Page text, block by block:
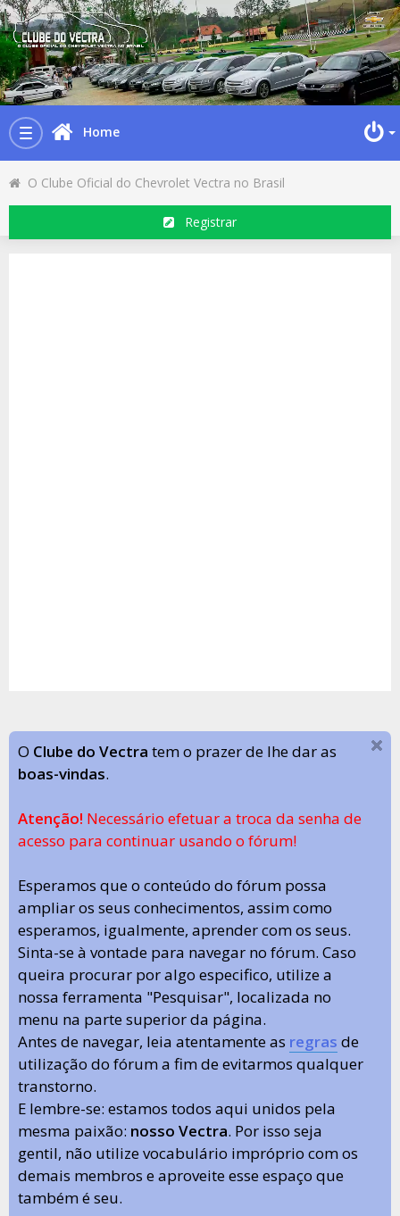
Toggle
navigation
Home
O Clube Oficial do Chevrolet Vectra no Brasil
Registrar
O Clube do Vectra tem o prazer de lhe dar as
boas-vindas.
Atenção! Necessário efetuar a troca da senha de
acesso para continuar usando o fórum!
Esperamos que o conteúdo do fórum possa
ampliar os seus conhecimentos, assim como
esperamos, igualmente, aprender com os seus.
Sinta-se à vontade para navegar no fórum. Caso
queira procurar por algo especifico, utilize a
nossa ferramenta "Pesquisar", localizada no
menu na parte superior da página.
Antes de navegar, leia atentamente as regras de
utilização do fórum a fim de evitarmos qualquer
transtorno.
E lembre-se: estamos todos aqui unidos pela
mesma paixão: nosso Vectra. Por isso seja
gentil, não utilize vocabulário impróprio com os
demais membros e aproveite esse espaço que
também é seu.